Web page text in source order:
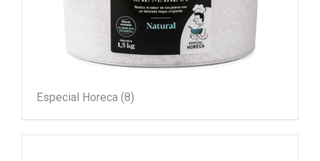
Especial Horeca (8)